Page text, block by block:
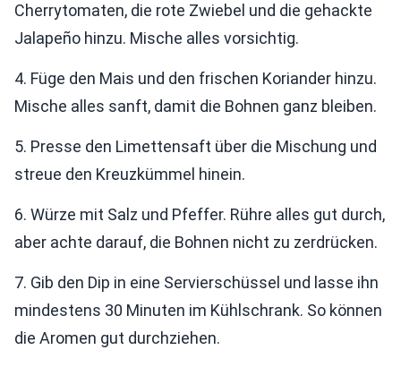
Cherrytomaten, die rote Zwiebel und die gehackte
Jalapeño hinzu. Mische alles vorsichtig.
4. Füge den Mais und den frischen Koriander hinzu.
Mische alles sanft, damit die Bohnen ganz bleiben.
5. Presse den Limettensaft über die Mischung und
streue den Kreuzkümmel hinein.
6. Würze mit Salz und Pfeffer. Rühre alles gut durch,
aber achte darauf, die Bohnen nicht zu zerdrücken.
7. Gib den Dip in eine Servierschüssel und lasse ihn
mindestens 30 Minuten im Kühlschrank. So können
die Aromen gut durchziehen.